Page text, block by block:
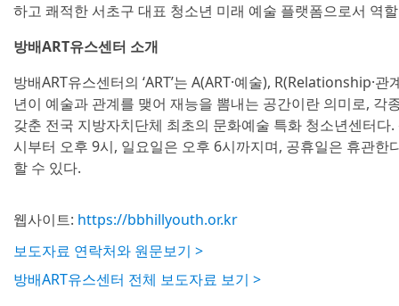
하고 쾌적한 서초구 대표 청소년 미래 예술 플랫폼으로서 역
방배ART유스센터 소개
방배ART유스센터의 ‘ART’는 A(ART·예술), R(Relationship·
년이 예술과 관계를 맺어 재능을 뽐내는 공간이란 의미로, 각
갖춘 전국 지방자치단체 최초의 문화예술 특화 청소년센터
시부터 오후 9시, 일요일은 오후 6시까지며, 공휴일은 휴관한
할 수 있다.
웹사이트: https://bbhillyouth.or.kr
보도자료 연락처와 원문보기 >
방배ART유스센터 전체 보도자료 보기 >